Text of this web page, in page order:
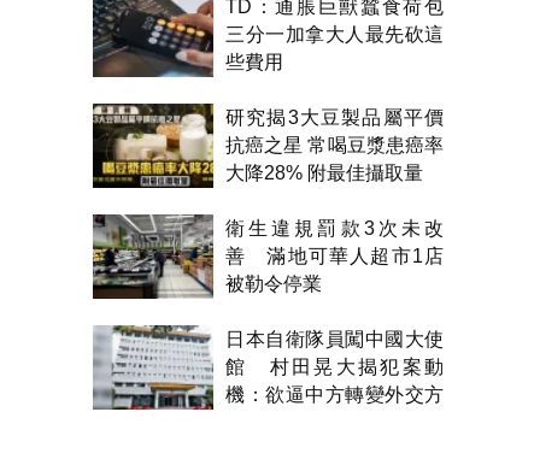
TD：通脹巨獸蠶食荷包
三分一加拿大人最先砍這
些費用
研究揭3大豆製品屬平價
抗癌之星 常喝豆漿患癌率
大降28% 附最佳攝取量
衛生違規罰款3次未改
善 滿地可華人超市1店
被勒令停業
日本自衛隊員闖中國大使
館 村田晃大揭犯案動
機：欲逼中方轉變外交方